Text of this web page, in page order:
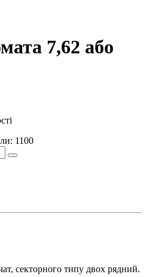
7,62 або
1100
секторного типу двох рядний.